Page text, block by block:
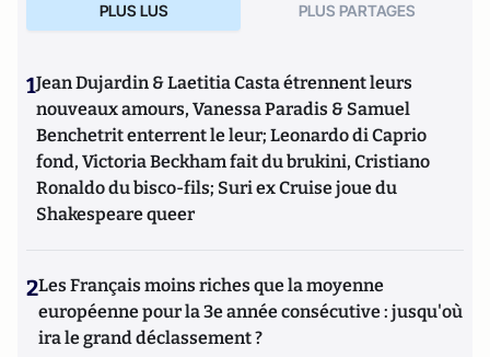
PLUS LUS PLUS PARTAGES
1Jean Dujardin & Laetitia Casta étrennent leurs
nouveaux amours, Vanessa Paradis & Samuel
Benchetrit enterrent le leur; Leonardo di Caprio
fond, Victoria Beckham fait du brukini, Cristiano
Ronaldo du bisco-fils; Suri ex Cruise joue du
Shakespeare queer
2Les Français moins riches que la moyenne
européenne pour la 3e année consécutive : jusqu'où
ira le grand déclassement ?